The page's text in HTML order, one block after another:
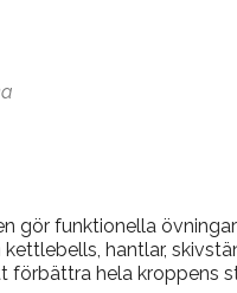
gör funktionella
hantlar,
förbättra hela kroppens